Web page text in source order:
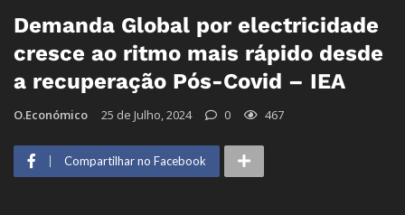
Demanda Global por electricidade
cresce ao ritmo mais rápido desde
a recuperação Pós-Covid – IEA
O.Económico 25 de Julho, 2024 0 467
Compartilhar no Facebook